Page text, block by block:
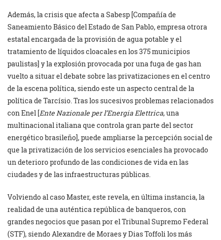
Además, la crisis que afecta a Sabesp [Compañía de
Saneamiento Básico del Estado de San Pablo, empresa otrora
estatal encargada de la provisión de agua potable y el
tratamiento de líquidos cloacales en los 375 municipios
paulistas] y la explosión provocada por una fuga de gas han
vuelto a situar el debate sobre las privatizaciones en el centro
de la escena política, siendo este un aspecto central de la
política de Tarcísio. Tras los sucesivos problemas relacionados
con Enel [Ente Nazionale per l’Energia Elettrica, una
multinacional italiana que controla gran parte del sector
energético brasileño], puede ampliarse la percepción social de
que la privatización de los servicios esenciales ha provocado
un deterioro profundo de las condiciones de vida en las
ciudades y de las infraestructuras públicas.
Volviendo al caso Master, este revela, en última instancia, la
realidad de una auténtica república de banqueros, con
grandes negocios que pasan por el Tribunal Supremo Federal
(STF), siendo Alexandre de Moraes y Dias Toffoli los más